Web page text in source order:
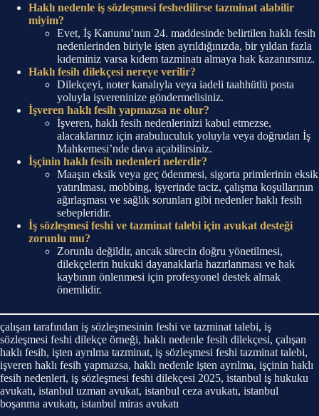
Haklı nedenle iş sözleşmesi feshedilirse tazminat alabilir
miyim?
Evet, İş Kanunu’nun 24. maddesinde belirtilen haklı fesih
nedenlerinden biriyle işten ayrıldığınızda, bir yıldan fazla
kıdeminiz varsa kıdem tazminatı almaya hak kazanırsınız.
Haklı fesih dilekçesi nereye verilir?
Dilekçeyi, noter kanalıyla veya iadeli taahhütlü posta
yoluyla işvereninize göndermelisiniz.
İşveren haklı fesih yapmazsa ne olur?
İşveren, haklı fesih nedenlerinizi kabul etmezse,
alacaklarınız için arabuluculuk yoluyla veya doğrudan İş
Mahkemesi’nde dava açabilirsiniz.
İşçinin haklı fesih nedenleri nelerdir?
Maaşın eksik veya geç ödenmesi, sigorta primlerinin eksik
yatırılması, mobbing, işyerinde taciz, çalışma koşullarının
ağırlaşması ve sağlık sorunları gibi nedenler haklı fesih
sebepleridir.
İş sözleşmesi feshi ve tazminat talebi için avukat desteği
zorunlu mu?
Zorunlu değildir, ancak sürecin doğru yönetilmesi,
dilekçelerin hukuki dayanaklarla hazırlanması ve hak
kaybının önlenmesi için profesyonel destek almak
önemlidir.
çalışan tarafından iş sözleşmesinin feshi ve tazminat talebi, iş
sözleşmesi feshi dilekçe örneği, haklı nedenle fesih dilekçesi, çalışan
haklı fesih, işten ayrılma tazminat, iş sözleşmesi feshi tazminat talebi,
işveren haklı fesih yapmazsa, haklı nedenle işten ayrılma, işçinin haklı
fesih nedenleri, iş sözleşmesi feshi dilekçesi 2025, istanbul iş hukuku
avukatı, istanbul uzman avukat, istanbul ceza avukatı, istanbul
boşanma avukatı, istanbul miras avukatı